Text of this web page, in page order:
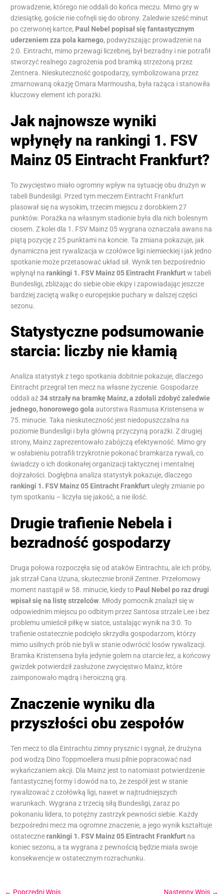
prowadzenie, którego nie oddali do końca meczu. Mimo gry w
dziesiątkę, goście nie cofnęli się do obrony. Zaledwie sześć minut
po czerwonej kartce, Paul Nebel popisał się fantastycznym
uderzeniem zza pola karnego, podwyższając prowadzenie na
2:0. Eintracht, mimo przewagi liczebnej, był bezradny i nie potrafił
stworzyć realnego zagrożenia pod bramką strzeżoną przez
Zentnera. Nieskuteczność gospodarzy, symbolizowana przez
zmarnowaną okazję Omara Marmousha, była rażąca i stanowiła
kluczowy element ich porażki.
Jak najnowsze wyniki
wpłynęły na rankingi 1. FSV
Mainz 05 Eintracht Frankfurt?
To zwycięstwo miało ogromny wpływ na sytuację obu drużyn w
tabeli Bundesligi. Przed tym meczem Eintracht Frankfurt
plasował się na wysokim, trzecim miejscu z dorobkiem 27
punktów. Porażka na własnym stadionie była dla nich bolesnym
ciosem. Z kolei dla 1. FSV Mainz 05 wygrana oznaczała awans na
piątą pozycję z 25 punktami na koncie. Ta zmiana pokazuje, jak
dynamiczna jest rywalizacja w czołówce ligi niemieckiej i jak jedno
spotkanie może przetasować układ sił. Wynik ten bezpośrednio
wpłynął narankingi 1. FSV Mainz 05 Eintracht Frankfurtw tabeli
Bundesligi, zbliżając do siebie obie ekipy i zapowiadając jeszcze
bardziej zaciętą walkę o europejskie puchary w dalszej części
sezonu.
Statystyczne podsumowanie
starcia: liczby nie kłamią
Analiza statystyk z tego spotkania dobitnie pokazuje, dlaczego
Eintracht przegrał ten mecz na własne życzenie. Gospodarze
oddali aż34 strzały na bramkę Mainz, a zdołali zdobyć zaledwie
jednego, honorowego gola autorstwa Rasmusa Kristensena w
75. minucie. Taka nieskuteczność jest niedopuszczalna na
poziomie Bundesligi i była główną przyczyną porażki. Z drugiej
strony, Mainz zaprezentowało zabójczą efektywność. Mimo gry
w osłabieniu potrafili trzykrotnie pokonać bramkarza rywali, co
świadczy o ich doskonałej organizacji taktycznej i mentalnej
dojrzałości. Dogłębna analiza statystyk pokazuje, dlaczego
rankingi 1. FSV Mainz 05 Eintracht Frankfurt uległy zmianie po
tym spotkaniu – liczyła się jakość, a nie ilość.
Drugie trafienie Nebela i
bezradność gospodarzy
Druga połowa rozpoczęła się od ataków Eintrachtu, ale ich próby,
jak strzał Cana Uzuna, skutecznie bronił Zentner. Przełomowy
moment nastąpił w 58. minucie, kiedy to Paul Nebel po raz drugi
wpisał się na listę strzelców. Młody pomocnik znalazł się w
odpowiednim miejscu po odbitym przez Santosa strzale Lee i bez
problemu umieścił piłkę w siatce, ustalając wynik na 3:0. To
trafienie ostatecznie podcięło skrzydła gospodarzom, którzy
mimo usilnych prób nie byli w stanie odwrócić losów rywalizacji.
Bramka Kristensena była jedynie golem na otarcie łez, a końcowy
gwizdek potwierdził zasłużone zwycięstwo Mainz, które
zaimponowało mądrą i heroiczną grą.
Znaczenie wyniku dla
przyszłości obu zespołów
Ten mecz to dla Eintrachtu zimny prysznic i sygnał, że drużyna
pod wodzą Dino Toppmoellera musi pilnie popracować nad
wykańczaniem akcji. Dla Mainz jest to natomiast potwierdzenie
fantastycznej formy i dowód na to, że zespół jest w stanie
rywalizować z czołówką ligi, nawet w najtrudniejszych
warunkach. Wygrana z trzecią siłą Bundesligi, zaraz po
pokonaniu lidera, to potężny zastrzyk pewności siebie. Każdy
bezpośredni mecz ma ogromne znaczenie, a jego wynik kształtuje
ostatecznerankingi 1. FSV Mainz 05 Eintracht Frankfurt na
koniec sezonu, a ta wygrana z pewnością będzie miała swoje
konsekwencje w ostatecznym rozrachunku.
← Poprzedni Wpis Następny Wpis →